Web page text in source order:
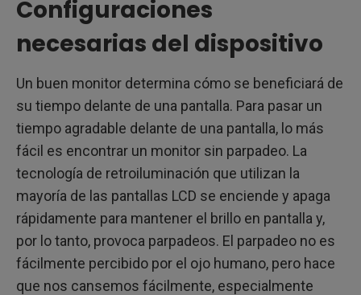
Configuraciones
necesarias del dispositivo
Un buen monitor determina cómo se beneficiará de
su tiempo delante de una pantalla. Para pasar un
tiempo agradable delante de una pantalla, lo más
fácil es encontrar un monitor sin parpadeo. La
tecnología de retroiluminación que utilizan la
mayoría de las pantallas LCD se enciende y apaga
rápidamente para mantener el brillo en pantalla y,
por lo tanto, provoca parpadeos. El parpadeo no es
fácilmente percibido por el ojo humano, pero hace
que nos cansemos fácilmente, especialmente